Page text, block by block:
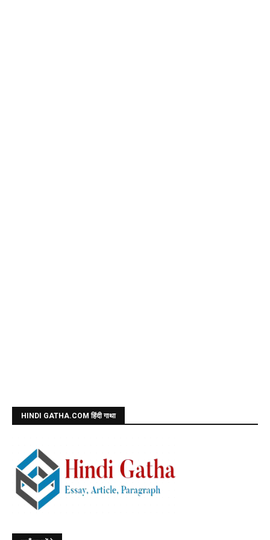
HINDI GATHA.COM हिंदी गाथा